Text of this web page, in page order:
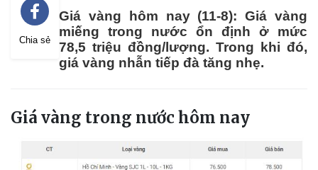
Chia sẻ
Giá vàng hôm nay (11-8): Giá vàng
miếng trong nước ổn định ở mức
78,5 triệu đồng/lượng. Trong khi đó,
giá vàng nhẫn tiếp đà tăng nhẹ.
Giá vàng trong nước hôm nay